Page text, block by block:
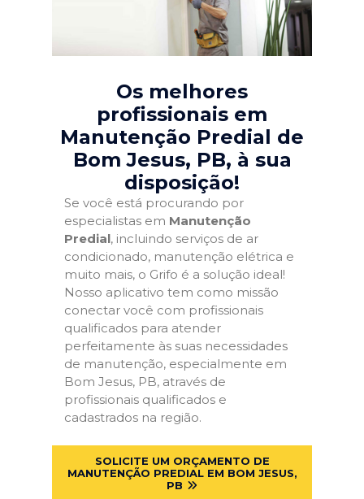
Os melhores
profissionais em
Manutenção Predial de
Bom Jesus, PB, à sua
disposição!
Se você está procurando por
especialistas em Manutenção
Predial, incluindo serviços de ar
condicionado, manutenção elétrica e
muito mais, o Grifo é a solução ideal!
Nosso aplicativo tem como missão
conectar você com profissionais
qualificados para atender
perfeitamente às suas necessidades
de manutenção, especialmente em
Bom Jesus, PB, através de
profissionais qualificados e
cadastrados na região.
SOLICITE UM ORÇAMENTO DE
MANUTENÇÃO PREDIAL EM BOM JESUS,
PB